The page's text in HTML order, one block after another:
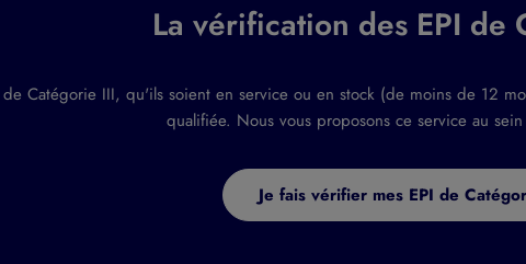
La vérification des EPI de
Catégorie III, qu'ils soient en service ou en stock (de moins de 12
qualifiée. Nous vous proposons ce service au
Je fais vérifier mes EPI de